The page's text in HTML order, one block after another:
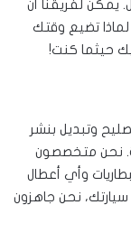
يمكن لفريقنا أن
تضيع وقتك
حيثما كنت!
وتبديل بنشر
متنقلة. نحن متخصصون
وأي أعطال
نحن جاهزون